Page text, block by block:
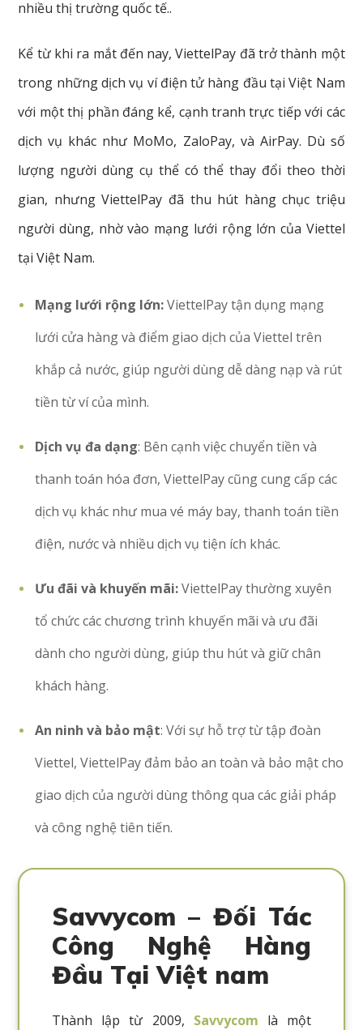
nhiều thị trường quốc tế..
Kể từ khi ra mắt đến nay, ViettelPay đã trở thành một
trong những dịch vụ ví điện tử hàng đầu tại Việt Nam
với một thị phần đáng kể, cạnh tranh trực tiếp với các
dịch vụ khác như MoMo, ZaloPay, và AirPay. Dù số
lượng người dùng cụ thể có thể thay đổi theo thời
gian, nhưng ViettelPay đã thu hút hàng chục triệu
người dùng, nhờ vào mạng lưới rộng lớn của Viettel
tại Việt Nam.
Mạng lưới rộng lớn:ViettelPay tận dụng mạng
lưới cửa hàng và điểm giao dịch của Viettel trên
khắp cả nước, giúp người dùng dễ dàng nạp và rút
tiền từ ví của mình.
Dịch vụ đa dạng: Bên cạnh việc chuyển tiền và
thanh toán hóa đơn, ViettelPay cũng cung cấp các
dịch vụ khác như mua vé máy bay, thanh toán tiền
điện, nước và nhiều dịch vụ tiện ích khác.
Ưu đãi và khuyến mãi:ViettelPay thường xuyên
tổ chức các chương trình khuyến mãi và ưu đãi
dành cho người dùng, giúp thu hút và giữ chân
khách hàng.
An ninh và bảo mật: Với sự hỗ trợ từ tập đoàn
Viettel, ViettelPay đảm bảo an toàn và bảo mật cho
giao dịch của người dùng thông qua các giải pháp
và công nghệ tiên tiến.
Savvycom – Đối Tác
Công Nghệ Hàng
Đầu Tại Việt nam
Thành lập từ 2009, Savvycom là một